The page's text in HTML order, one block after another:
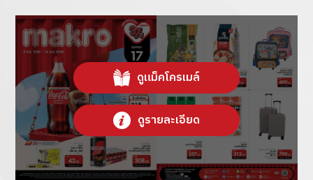
ดูแม็คโครเมล์
ดูรายละเอียด